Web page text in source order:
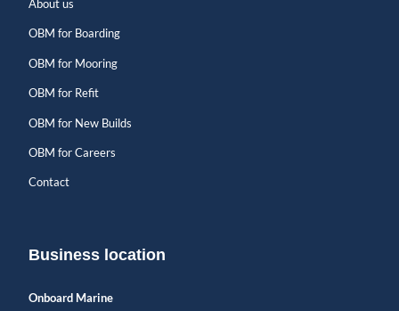
About us
OBM for Boarding
OBM for Mooring
OBM for Refit
OBM for New Builds
OBM for Careers
Contact
Business location
Onboard Marine